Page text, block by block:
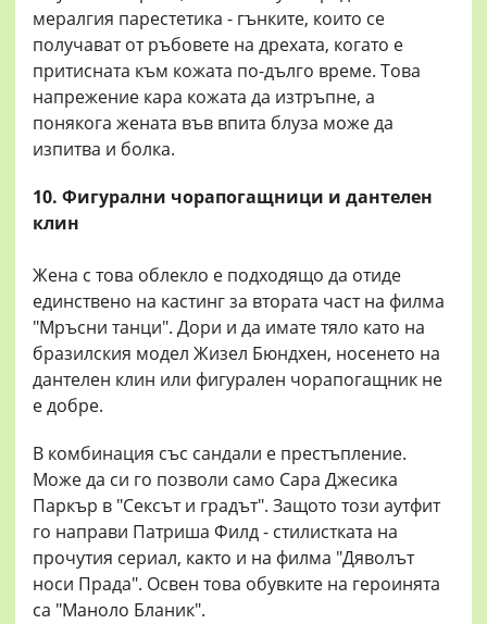
мералгия парестетика - гънките, които се
получават от ръбовете на дрехата, когато е
притисната към кожата по-дълго време. Това
напрежение кара кожата да изтръпне, а
понякога жената във впита блуза може да
изпитва и болка.
10. Фигурални чорапогащници и дантелен
клин
Жена с това облекло е подходящо да отиде
единствено на кастинг за втората част на филма
"Мръсни танци". Дори и да имате тяло като на
бразилския модел Жизел Бюндхен, носенето на
дантелен клин или фигурален чорапогащник не
е добре.
В комбинация със сандали е престъпление.
Може да си го позволи само Сара Джесика
Паркър в "Сексът и градът". Защото този аутфит
го направи Патриша Филд - стилистката на
прочутия сериал, както и на филма "Дяволът
носи Прада". Освен това обувките на героинята
са "Маноло Бланик".